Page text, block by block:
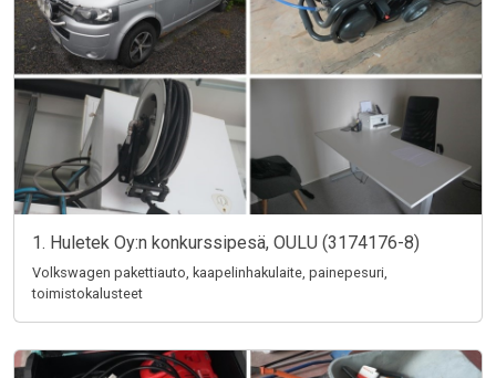
1. Huletek Oy:n konkurssipesä, OULU (3174176-8)
Volkswagen pakettiauto, kaapelinhakulaite, painepesuri,
toimistokalusteet